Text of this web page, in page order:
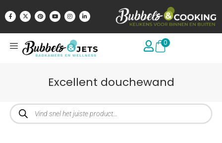
0
Excellent douchewand